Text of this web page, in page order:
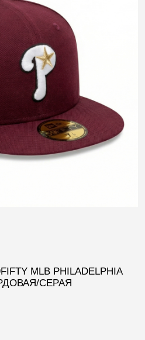
MLB PHILADELPHIA
СЕРАЯ